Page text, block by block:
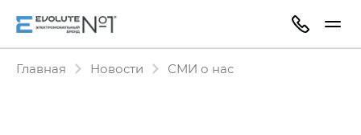
Главная Новости СМИ о нас